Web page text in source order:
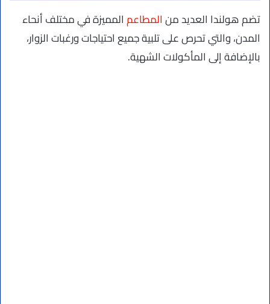
تضم هولندا العديد منالمطاعمالمميزة في مختلف أنحاء
المدن، والتي تحرص على تلبية جميع احتياجات ورغبات الزوار،
بالإضافة إلى المأكولات الشهية.